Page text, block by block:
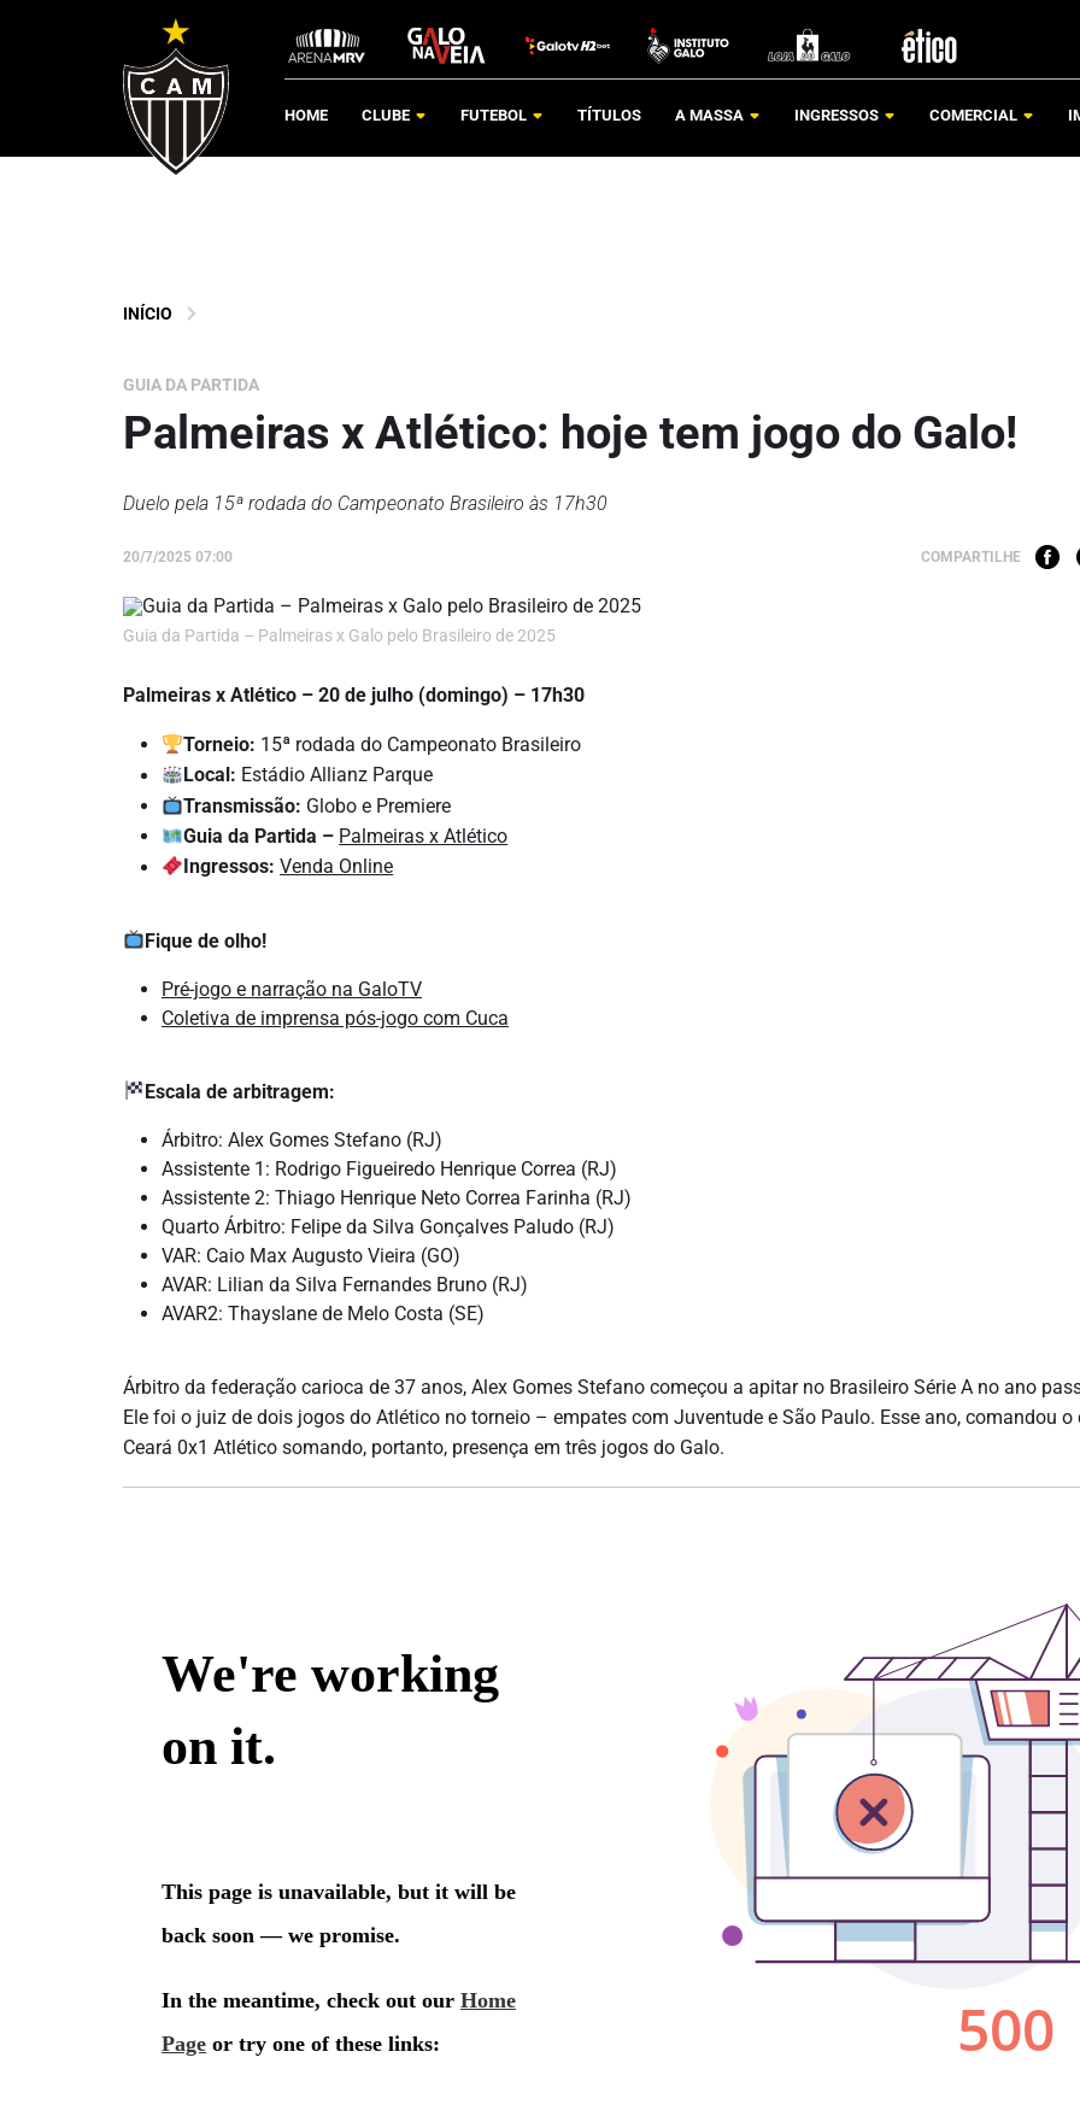
HOME CLUBE FUTEBOL TÍTULOS A MASSA INGRESSOS COMERCIAL
INÍCIO
GUIA DA PARTIDA
Palmeiras x Atlético: hoje tem jogo do Galo!
Duelo pela 15ª rodada do Campeonato Brasileiro às 17h30
20/7/2025 07:00 COMPARTILHE
Guia da Partida – Palmeiras x Galo pelo Brasileiro de 2025
Palmeiras x Atlético – 20 de julho (domingo) – 17h30
Torneio: 15ª rodada do Campeonato Brasileiro
Local: Estádio Allianz Parque
Transmissão: Globo e Premiere
Guia da Partida – Palmeiras x Atlético
Ingressos: Venda Online
Fique de olho!
Pré-jogo e narração na GaloTV
Coletiva de imprensa pós-jogo com Cuca
Escala de arbitragem:
Árbitro: Alex Gomes Stefano (RJ)
Assistente 1: Rodrigo Figueiredo Henrique Correa (RJ)
Assistente 2: Thiago Henrique Neto Correa Farinha (RJ)
Quarto Árbitro: Felipe da Silva Gonçalves Paludo (RJ)
VAR: Caio Max Augusto Vieira (GO)
AVAR: Lilian da Silva Fernandes Bruno (RJ)
AVAR2: Thayslane de Melo Costa (SE)
Árbitro da federação carioca de 37 anos, Alex Gomes Stefano começou a apitar no Brasileiro Série A no ano
Ele foi o juiz de dois jogos do Atlético no torneio – empates com Juventude e São Paulo. Esse ano, comandou o
Ceará 0x1 Atlético somando, portanto, presença em três jogos do Galo.